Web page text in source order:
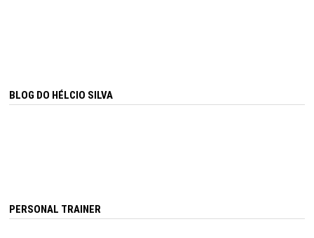
BLOG DO HÉLCIO SILVA
PERSONAL TRAINER